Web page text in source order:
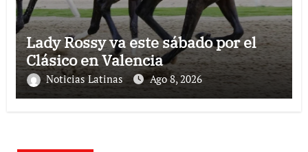
Lady Rossy va este sábado por el
Clásico en Valencia
Noticias Latinas Ago 8, 2026